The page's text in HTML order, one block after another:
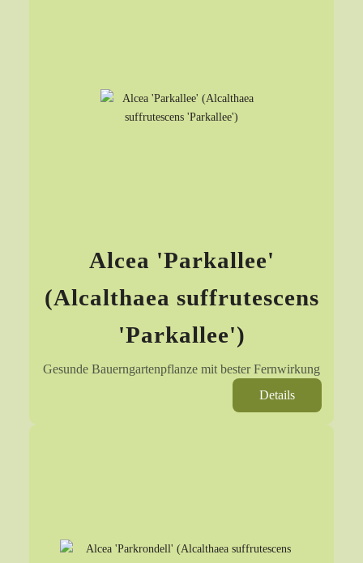
Alcea 'Parkallee'
(Alcalthaea suffrutescens
'Parkallee')
Gesunde Bauerngartenpflanze mit bester Fernwirkung
Details